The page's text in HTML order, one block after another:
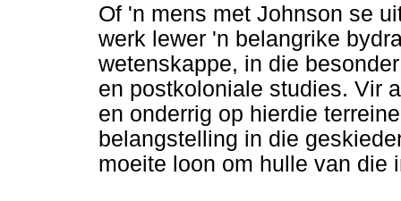
Of 'n mens met Johnson se
werk lewer 'n belangrike
wetenskappe, in die
en postkoloniale studies. Vir
en onderrig op hierdie
belangstelling in die
moeite loon om hulle van die